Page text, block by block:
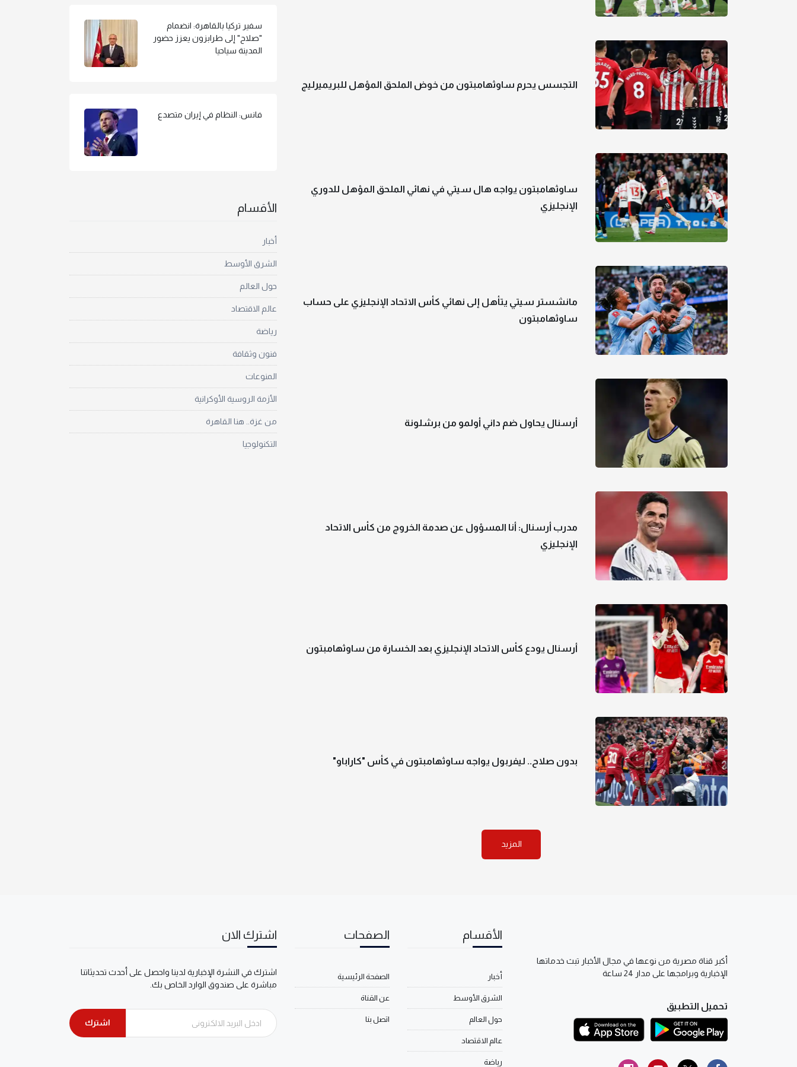
التجسس يحرم ساوثهامبتون من خوض الملحق المؤهل للبريميرليج
ساوثهامبتون يواجه هال سيتي في نهائي الملحق المؤهل للدوري
الإنجليزي
مانشستر سيتي يتأهل إلى نهائي كأس الاتحاد الإنجليزي على حساب
ساوثهامبتون
أرسنال يحاول ضم داني أولمو من برشلونة
مدرب أرسنال: أنا المسؤول عن صدمة الخروج من كأس الاتحاد
الإنجليزي
أرسنال يودع كأس الاتحاد الإنجليزي بعد الخسارة من ساوثهامبتون
بدون صلاح.. ليفربول يواجه ساوثهامبتون في كأس "كاراباو"
المزيد
سفير تركيا بالقاهرة: انضمام
"صلاح" إلى طرابزون يعزز حضور
المدينة سياحيا
فانس: النظام في إيران متصدع
الأقسام
أخبار
الشرق الأوسط
حول العالم
عالم الاقتصاد
رياضة
فنون وثقافة
المنوعات
الأزمة الروسية الأوكرانية
من غزة.. هنا القاهرة
التكنولوجيا
أكبر قناة مصرية من نوعها في مجال الأخبار تبث خدماتها
الإخبارية وبرامجها على مدار 24 ساعة
تحميل التطبيق
الأقسام
أخبار
الشرق الأوسط
حول العالم
عالم الاقتصاد
رياضة
الصفحات
الصفحة الرئيسية
عن القناة
اتصل بنا
اشترك الان
اشترك في النشرة الإخبارية لدينا واحصل على أحدث تحديثاتنا
مباشرة على صندوق الوارد الخاص بك.
اشترك